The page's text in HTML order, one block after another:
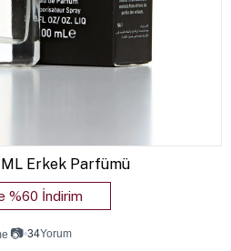
Erkek Parfümü
%60 İndirim
📷•34Yorum